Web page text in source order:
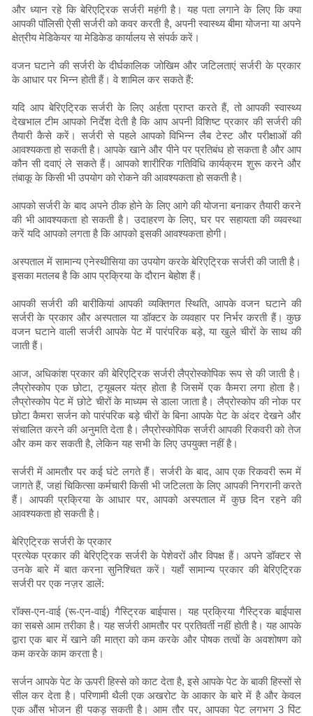
और ध्यान रहे कि बेरिएट्रिक सर्जरी महंगी है। यह पता लगाने के लिए कि क्या
आपकी पॉलिसी ऐसी सर्जरी को कवर करती है, अपनी स्वास्थ्य बीमा योजना या अपने
क्षेत्रीय मेडिकेयर या मेडिकेड कार्यालय से संपर्क करें।
वजन घटाने की सर्जरी के दीर्घकालिक जोखिम और जटिलताएं सर्जरी के प्रकार
के आधार पर भिन्न होती हैं। वे शामिल कर सकते हैं:
यदि आप बेरिएट्रिक सर्जरी के लिए अर्हता प्राप्त करते हैं, तो आपकी स्वास्थ्य
देखभाल टीम आपको निर्देश देती है कि आप अपनी विशिष्ट प्रकार की सर्जरी की
तैयारी कैसे करें। सर्जरी से पहले आपको विभिन्न लैब टेस्ट और परीक्षाओं की
आवश्यकता हो सकती है। आपके खाने और पीने पर प्रतिबंध हो सकता है और आप
कौन सी दवाएं ले सकते हैं। आपको शारीरिक गतिविधि कार्यक्रम शुरू करने और
तंबाकू के किसी भी उपयोग को रोकने की आवश्यकता हो सकती है।
आपको सर्जरी के बाद अपने ठीक होने के लिए आगे की योजना बनाकर तैयारी करने
की भी आवश्यकता हो सकती है। उदाहरण के लिए, घर पर सहायता की व्यवस्था
करें यदि आपको लगता है कि आपको इसकी आवश्यकता होगी।
अस्पताल में सामान्य एनेस्थीसिया का उपयोग करके बेरिएट्रिक सर्जरी की जाती है।
इसका मतलब है कि आप प्रक्रिया के दौरान बेहोश हैं।
आपकी सर्जरी की बारीकियां आपकी व्यक्तिगत स्थिति, आपके वजन घटाने की
सर्जरी के प्रकार और अस्पताल या डॉक्टर के व्यवहार पर निर्भर करती हैं। कुछ
वजन घटाने वाली सर्जरी आपके पेट में पारंपरिक बड़े, या खुले चीरों के साथ की
जाती हैं।
आज, अधिकांश प्रकार की बेरिएट्रिक सर्जरी लैप्रोस्कोपिक रूप से की जाती है।
लैप्रोस्कोप एक छोटा, ट्यूबलर यंत्र होता है जिसमें एक कैमरा लगा होता है।
लैप्रोस्कोप पेट में छोटे चीरों के माध्यम से डाला जाता है। लैप्रोस्कोप की नोक पर
छोटा कैमरा सर्जन को पारंपरिक बड़े चीरों के बिना आपके पेट के अंदर देखने और
संचालित करने की अनुमति देता है। लैप्रोस्कोपिक सर्जरी आपकी रिकवरी को तेज
और कम कर सकती है, लेकिन यह सभी के लिए उपयुक्त नहीं है।
सर्जरी में आमतौर पर कई घंटे लगते हैं। सर्जरी के बाद, आप एक रिकवरी रूम में
जागते हैं, जहां चिकित्सा कर्मचारी किसी भी जटिलता के लिए आपकी निगरानी करते
हैं। आपकी प्रक्रिया के आधार पर, आपको अस्पताल में कुछ दिन रहने की
आवश्यकता हो सकती है।
बेरिएट्रिक सर्जरी के प्रकार
प्रत्येक प्रकार की बेरिएट्रिक सर्जरी के पेशेवरों और विपक्ष हैं। अपने डॉक्टर से
उनके बारे में बात करना सुनिश्चित करें। यहाँ सामान्य प्रकार की बेरिएट्रिक
सर्जरी पर एक नज़र डालें:
रॉक्स-एन-वाई (रू-एन-वाई) गैस्ट्रिक बाईपास। यह प्रक्रिया गैस्ट्रिक बाईपास
का सबसे आम तरीका है। यह सर्जरी आमतौर पर प्रतिवर्ती नहीं होती है। यह आपके
द्वारा एक बार में खाने की मात्रा को कम करके और पोषक तत्वों के अवशोषण को
कम करके काम करता है।
सर्जन आपके पेट के ऊपरी हिस्से को काट देता है, इसे आपके पेट के बाकी हिस्सों से
सील कर देता है। परिणामी थैली एक अखरोट के आकार के बारे में है और केवल
एक औंस भोजन ही पकड़ सकती है। आम तौर पर, आपका पेट लगभग 3 पिंट